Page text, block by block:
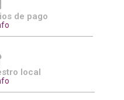
de pago
local